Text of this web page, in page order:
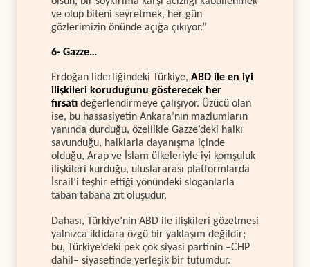
ve olup biteni seyretmek, her gün
gözlerimizin önünde açığa çıkıyor.”
6- Gazze…
Erdoğan liderliğindeki Türkiye, ABD ile en iyi
ilişkileri koruduğunu gösterecek her
fırsatı değerlendirmeye çalışıyor. Üzücü olan
ise, bu hassasiyetin Ankara’nın mazlumların
yanında durduğu, özellikle Gazze’deki halkı
savunduğu, halklarla dayanışma içinde
olduğu, Arap ve İslam ülkeleriyle iyi komşuluk
ilişkileri kurduğu, uluslararası platformlarda
İsrail’i teşhir ettiği yönündeki sloganlarla
taban tabana zıt oluşudur.
Dahası, Türkiye’nin ABD ile ilişkileri gözetmesi
yalnızca iktidara özgü bir yaklaşım değildir;
bu, Türkiye’deki pek çok siyasi partinin –CHP
dahil– siyasetinde yerleşik bir tutumdur.